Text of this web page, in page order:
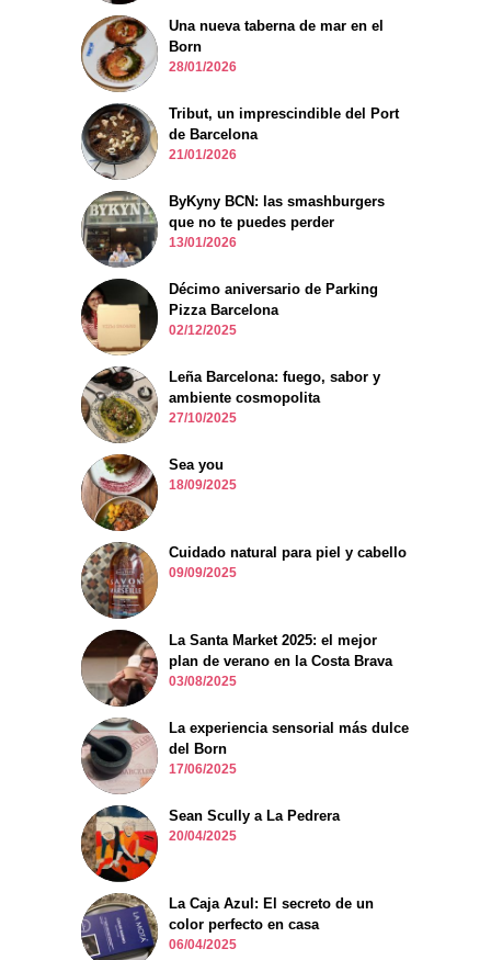
Una nueva taberna de mar en el
Born
28/01/2026
Tribut, un imprescindible del Port
de Barcelona
21/01/2026
ByKyny BCN: las smashburgers
que no te puedes perder
13/01/2026
Décimo aniversario de Parking
Pizza Barcelona
02/12/2025
Leña Barcelona: fuego, sabor y
ambiente cosmopolita
27/10/2025
Sea you
18/09/2025
Cuidado natural para piel y cabello
09/09/2025
La Santa Market 2025: el mejor
plan de verano en la Costa Brava
03/08/2025
La experiencia sensorial más dulce
del Born
17/06/2025
Sean Scully a La Pedrera
20/04/2025
La Caja Azul: El secreto de un
color perfecto en casa
06/04/2025